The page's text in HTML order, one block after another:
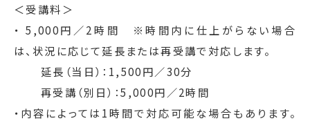
＜受講料＞
・ 5,000円／2時間　※時間内に仕上がらない場合
は、状況に応じて延長または再受講で対応します。
    　延長（当日）：1,500円／30分
    　再受講（別日）：5,000円／2時間
・内容によっては1時間で対応可能な場合もあります。